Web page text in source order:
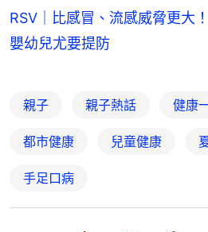
RSV｜比感冒、流感威脅更大
嬰幼兒尤要提防
親子 親子熱話 健康
都市健康 兒童健康
手足口病